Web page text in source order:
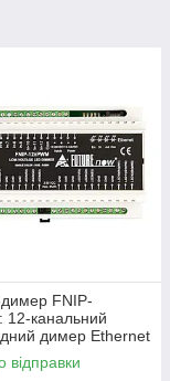
FNIP-
12-канальний
димер Ethernet
(3-30 В)
відправки